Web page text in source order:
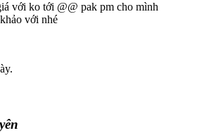
với ko tới @@ pak pm cho mình
với nhé